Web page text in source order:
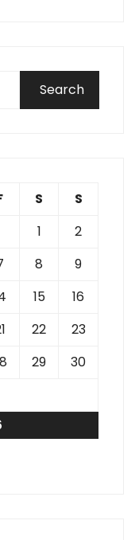
S
S
1
2
8
9
15
16
22
23
29
30